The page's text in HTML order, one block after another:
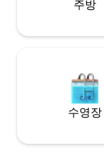
주방
수영장